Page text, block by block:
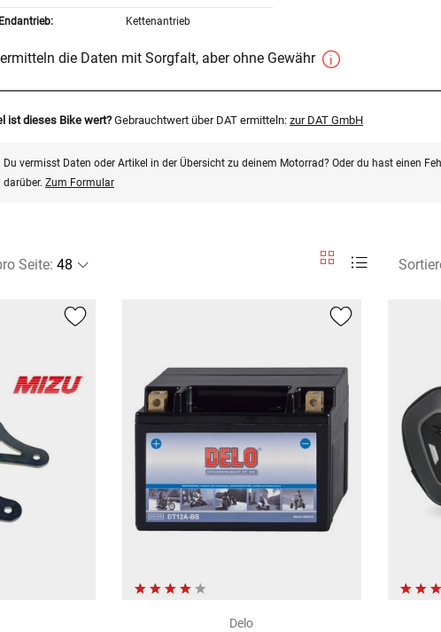
Kettenantrieb
die Daten mit Sorgfalt, aber ohne Gewähr
ist dieses Bike wert? Gebrauchtwert über DAT ermitteln: zur DAT GmbH
Du vermisst Daten oder Artikel in der Übersicht zu deinem Motorrad? Oder du hast einen
darüber. Zum Formular
Seite:
Delo